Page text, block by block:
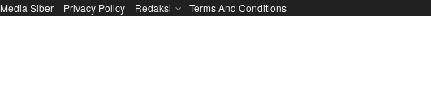
Siber Privacy Policy Redaksi Terms And Conditions